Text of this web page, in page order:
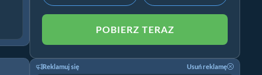
POBIERZ TERAZ
Reklamuj się Usuń reklamę